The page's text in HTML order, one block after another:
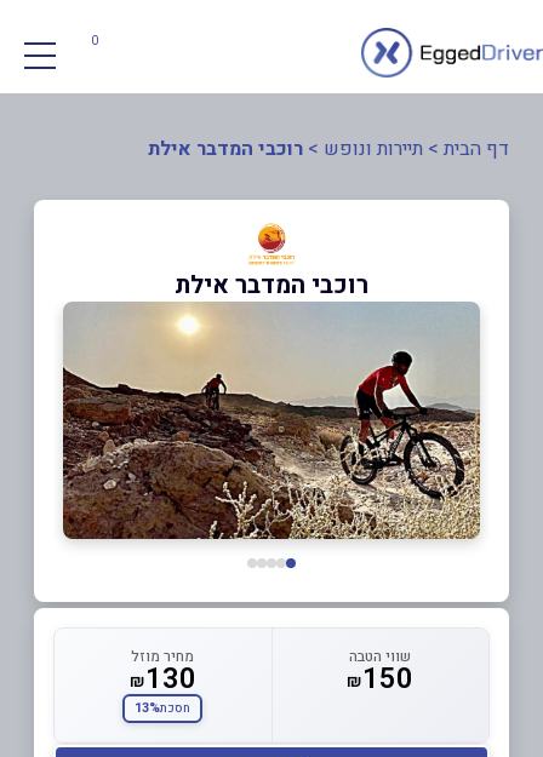
0
דף הבית > תיירות ונופש > רוכבי המדבר אילת
רוכבי המדבר אילת
שווי הטבה
₪150
מחיר מוזל
₪130
חסכת13%